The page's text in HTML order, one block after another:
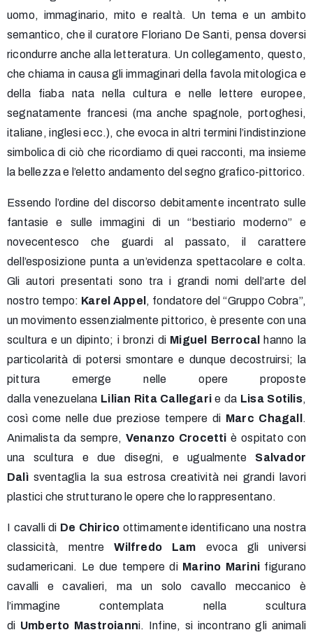
uomo, immaginario, mito e realtà. Un tema e un ambito
semantico, che il curatore Floriano De Santi, pensa doversi
ricondurre anche alla letteratura. Un collegamento, questo,
che chiama in causa gli immaginari della favola mitologica e
della fiaba nata nella cultura e nelle lettere europee,
segnatamente francesi (ma anche spagnole, portoghesi,
italiane, inglesi ecc.), che evoca in altri termini l’indistinzione
simbolica di ciò che ricordiamo di quei racconti, ma insieme
la bellezza e l’eletto andamento del segno grafico-pittorico.
Essendo l’ordine del discorso debitamente incentrato sulle
fantasie e sulle immagini di un “bestiario moderno” e
novecentesco che guardi al passato, il carattere
dell’esposizione punta a un’evidenza spettacolare e colta.
Gli autori presentati sono tra i grandi nomi dell’arte del
nostro tempo: Karel Appel , fondatore del “Gruppo Cobra”,
un movimento essenzialmente pittorico, è presente con una
scultura e un dipinto; i bronzi di Miguel Berrocal
hanno la
particolarità di potersi smontare e dunque decostruirsi; la
pittura emerge nelle opere proposte
dalla venezuelana Lilian Rita Callegari e da Lisa Sotilis,
così come nelle due preziose tempere di Marc Chagall
.
Animalista da sempre, Venanzo Crocettiè ospitato con
una scultura e due disegni, e ugualmente Salvador
Dalì sventaglia la sua estrosa creatività nei grandi lavori
plastici che strutturano le opere che lo rappresentano.
I cavalli di De Chirico ottimamente identificano una nostra
classicità, mentreWilfredo Lam evoca gli universi
sudamericani. Le due tempere di Marino Marini figurano
cavalli e cavalieri, ma un solo cavallo meccanico è
l’immagine contemplata nella scultura
di Umberto Mastroianni. Infine, si incontrano gli animali